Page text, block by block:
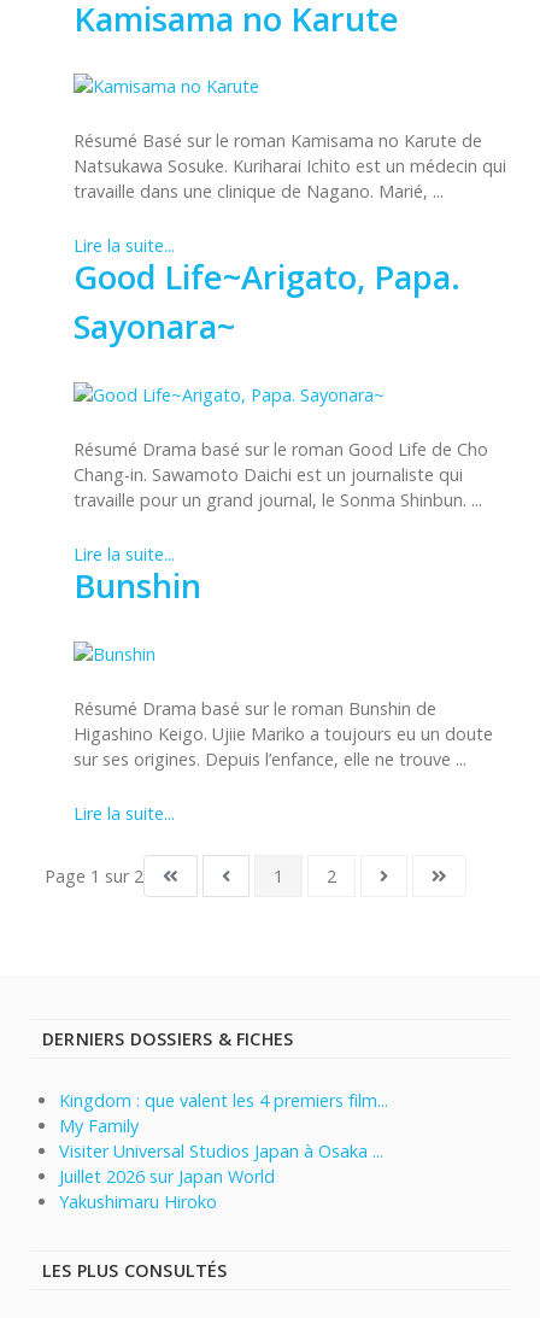
Kamisama no Karute
Résumé Basé sur le roman Kamisama no Karute de
Natsukawa Sosuke. Kuriharai Ichito est un médecin qui
travaille dans une clinique de Nagano. Marié, ...
Lire la suite...
Good Life~Arigato, Papa.
Sayonara~
Résumé Drama basé sur le roman Good Life de Cho
Chang-in. Sawamoto Daichi est un journaliste qui
travaille pour un grand journal, le Sonma Shinbun. ...
Lire la suite...
Bunshin
Résumé Drama basé sur le roman Bunshin de
Higashino Keigo. Ujiie Mariko a toujours eu un doute
sur ses origines. Depuis l’enfance, elle ne trouve ...
Lire la suite...
Page 1 sur 2 1 2
DERNIERS DOSSIERS & FICHES
Kingdom : que valent les 4 premiers film...
My Family
Visiter Universal Studios Japan à Osaka ...
Juillet 2026 sur Japan World
Yakushimaru Hiroko
LES PLUS CONSULTÉS